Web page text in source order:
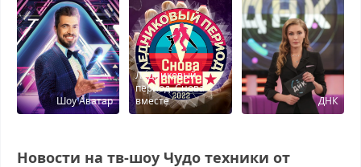
Шоу Аватар
Ледниковый
период. Снова
вместе
ДНК
Новости на тв-шоу Чудо техники от